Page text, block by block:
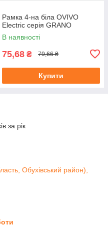
Рамка 4-на біла OVIVO
Electric серія GRANO
В наявності
75,68 ₴ 79,66 ₴
Купити
за рік
Обухівський район),